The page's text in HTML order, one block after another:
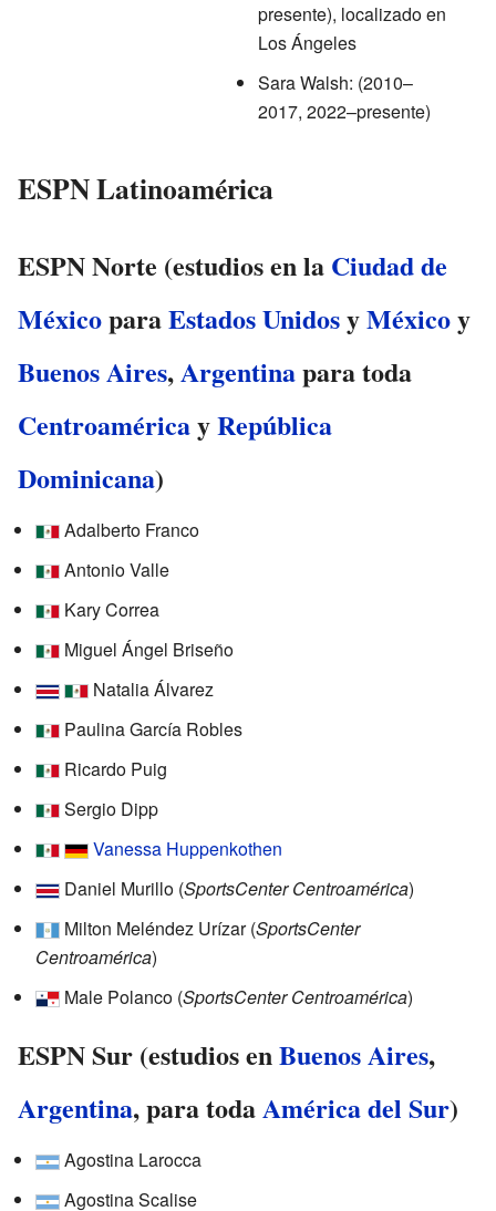
presente), localizado en
Los Ángeles
Sara Walsh: (2010–
2017, 2022–presente)
ESPN Latinoamérica
ESPN Norte (estudios en la Ciudad de
MéxicoparaEstados UnidosyMéxicoy
Buenos Aires,Argentinapara toda
CentroaméricayRepública
Dominicana)
Adalberto Franco
Antonio Valle
Kary Correa
Miguel Ángel Briseño
Natalia Álvarez
Paulina García Robles
Ricardo Puig
Sergio Dipp
Vanessa Huppenkothen
Daniel Murillo (SportsCenter Centroamérica)
Milton Meléndez Urízar (SportsCenter
Centroamérica)
Male Polanco (SportsCenter Centroamérica)
ESPN Sur (estudios enBuenos Aires,
Argentina, para todaAmérica del Sur)
Agostina Larocca
Agostina Scalise